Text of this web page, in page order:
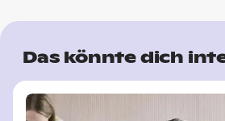
Das könnte dich